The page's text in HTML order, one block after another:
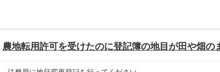
農地転用許可を受けたのに登記簿の地目が田や畑の